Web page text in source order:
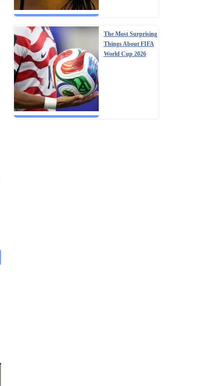
The Most Surprising
Things About FIFA
World Cup 2026